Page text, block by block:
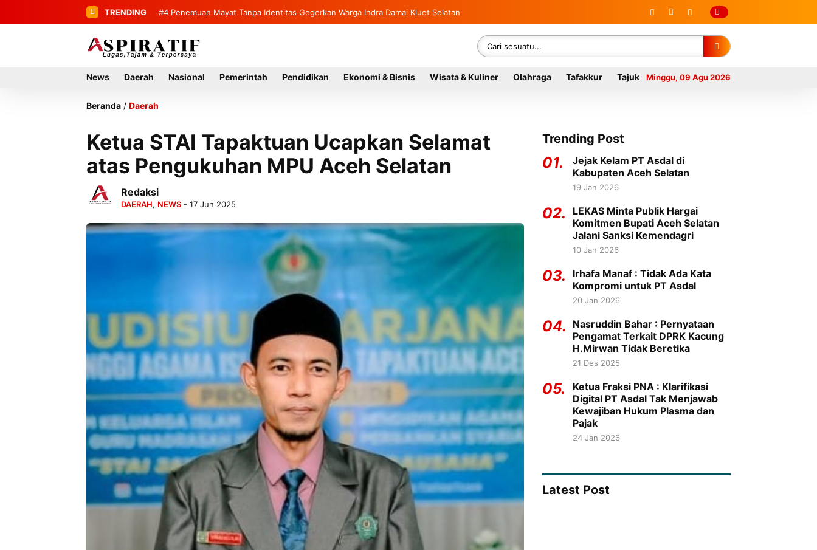
TRENDING #4 Penemuan Mayat Tanpa Identitas Gegerkan Warga Indra Damai Kluet Selatan
#5 Bupati Mirwan Tinjau Langsung Rumah Warga di Kluet Utara, Instruksikan Masuk Program Bantuan
News Daerah Nasional Pemerintah Pendidikan Ekonomi & Bisnis Wisata & Kuliner Olahraga Tafakkur Tajuk Minggu, 09 Agu 2026
Beranda / Daerah
Ketua STAI Tapaktuan Ucapkan Selamat
atas Pengukuhan MPU Aceh Selatan
Redaksi
DAERAH, NEWS - 17 Jun 2025
Trending Post
01.
Jejak Kelam PT Asdal di
Kabupaten Aceh Selatan
19 Jan 2026
02.
LEKAS Minta Publik Hargai
Komitmen Bupati Aceh Selatan
Jalani Sanksi Kemendagri
10 Jan 2026
03.
Irhafa Manaf : Tidak Ada Kata
Kompromi untuk PT Asdal
20 Jan 2026
04.
Nasruddin Bahar : Pernyataan
Pengamat Terkait DPRK Kacung
H.Mirwan Tidak Beretika
21 Des 2025
05.
Ketua Fraksi PNA : Klarifikasi
Digital PT Asdal Tak Menjawab
Kewajiban Hukum Plasma dan
Pajak
24 Jan 2026
Latest Post